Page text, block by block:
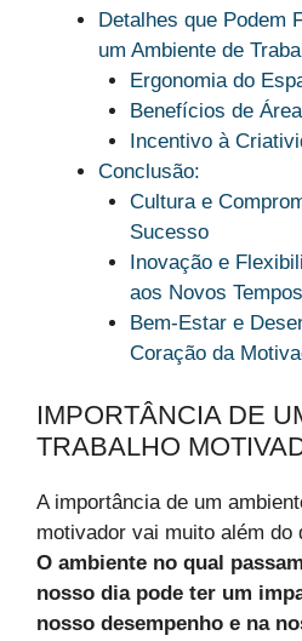
Detalhes que Podem
um Ambiente de
Ergonomia do
Benefícios de
Incentivo à
Conclusão:
Cultura e
Sucesso
Inovação e
aos Novos Tempos
Bem-Estar e
Coração da
IMPORTÂNCIA DE
TRABALHO
A importância de um
motivador vai muito além do
O ambiente no qual
nosso dia pode ter um
nosso desempenho e na